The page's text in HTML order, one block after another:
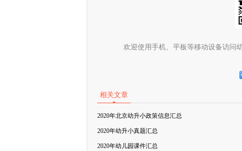
欢迎使用手机、平板等移动设备访问
相关文章
2020年北京幼升小政策信息汇总
2020年幼升小真题汇总
2020年幼儿园课件汇总